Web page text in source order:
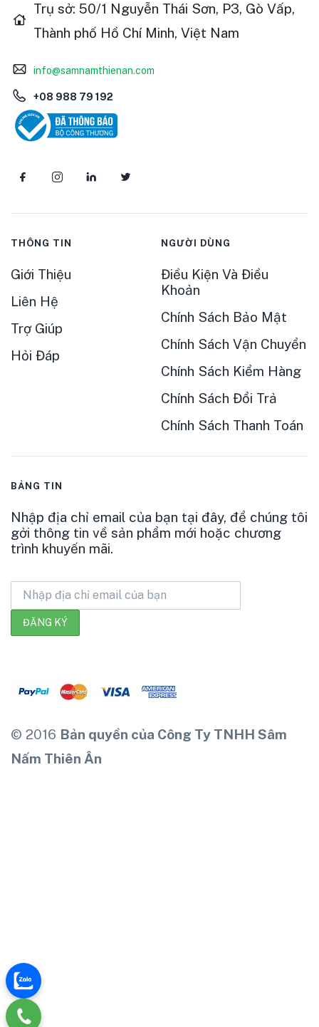
Trụ sở: 50/1 Nguyễn Thái Sơn, P3, Gò Vấp,
Thành phố Hồ Chí Minh, Việt Nam
info@samnamthienan.com
+08 988 79 192
THÔNG TIN
Giới Thiệu
Liên Hệ
Trợ Giúp
Hỏi Đáp
NGƯỜI DÙNG
Điều Kiện Và Điều
Khoản
Chính Sách Bảo Mật
Chính Sách Vận Chuyển
Chính Sách Kiểm Hàng
Chính Sách Đổi Trả
Chính Sách Thanh Toán
BẢNG TIN
Nhập địa chỉ email của bạn tại đây, để chúng tôi
gởi thông tin về sản phẩm mới hoặc chương
trình khuyến mãi.
© 2016 Bản quyền của Công Ty TNHH Sâm
Nấm Thiên Ân